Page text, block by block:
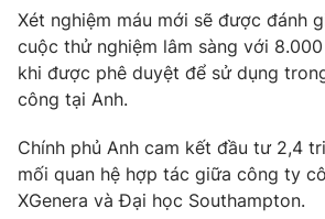
Giải sao mai
Làm đẹp
Chất lượng cuộc sống
Tuyển sinh
Học trực tuyến
Công nghệ
Hitech Công nghệ tương lai
Sản phẩm
Thị trường
Giao lưu trực tuyến
Lịch phát sóng
Xét nghiệm máu mới sẽ được đánh
cuộc thử nghiệm lâm sàng với
khi được phê duyệt để sử dụng
công tại Anh.
Chính phủ Anh cam kết đầu tư 2,4
mối quan hệ hợp tác giữa công ty
XGenera và Đại học Southampton.